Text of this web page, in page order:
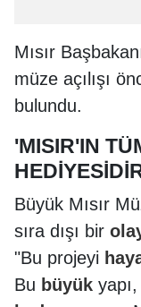
Mısır
müze açılışı
bulundu.
'MISIR'IN
Büyük Mısır
sıra dışı bir
"Bu projeyi
Bu büyük